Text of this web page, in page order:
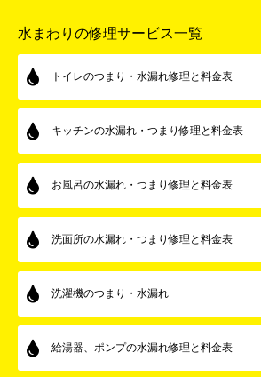
水まわりの修理サービス一覧
トイレのつまり・水漏れ修理と料金表
キッチンの水漏れ・つまり修理と料金表
お風呂の水漏れ・つまり修理と料金表
洗面所の水漏れ・つまり修理と料金表
洗濯機のつまり・水漏れ
給湯器、ポンプの水漏れ修理と料金表